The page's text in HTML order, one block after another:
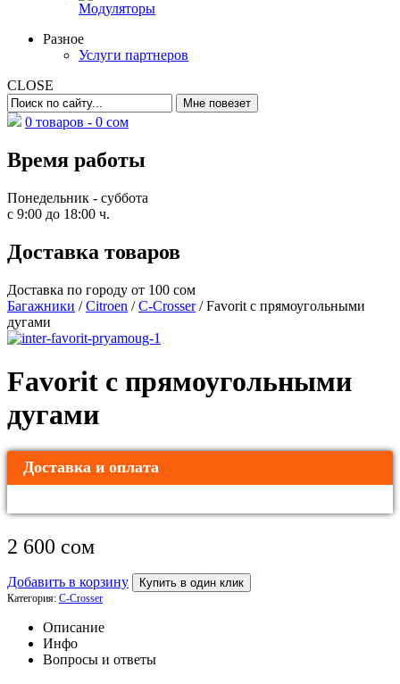
Модуляторы
Разное
Услуги партнеров
CLOSE
0 товаров - 0 сом
Время работы
Понедельник - суббота
с 9:00 до 18:00 ч.
Доставка товаров
Доставка по городу от 100 сом
Багажники /Citroen /C-Crosser/ Favorit с прямоугольными
дугами
Favorit с прямоугольными
дугами
Доставка и оплата
2 600 сом
Добавить в корзину Купить в один клик
Категория: C-Crosser
Описание
Инфо
Вопросы и ответы